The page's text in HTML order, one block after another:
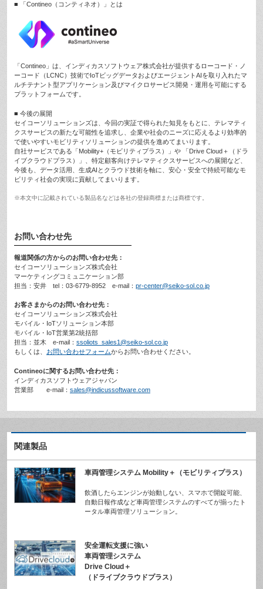
■ 「Contineo（コンティネオ）」とは
「Contineo」は、インディカスソフトウェア株式会社が提供するローコード・ノ
ーコード（LCNC）技術でIoTビッグデータおよびエージェントAIを取り入れたマ
ルチテナント型アプリケーション及びマイクロサービス開発・運用を可能にする
プラットフォームです。
■ 今後の展開
セイコーソリューションズは、今回の実証で得られた知見をもとに、テレマティ
クスサービスの新たな可能性を追求し、企業や社会のニーズに応えるより効率的
で使いやすいモビリティソリューションの提供を進めてまいります。
自社サービスである「Mobility+（モビリティプラス）」や 「Drive Cloud＋（ドラ
イブクラウドプラス）」、特定顧客向けテレマティクスサービスへの展開など、
今後も、データ活用、生成AIとクラウド技術を軸に、安心・安全で持続可能なモ
ビリティ社会の実現に貢献してまいります。
※本文中に記載されている製品名などは各社の登録商標または商標です。
お問い合わせ先
報道関係の方からのお問い合わせ先：
セイコーソリューションズ株式会社
マーケティングコミュニケーション部
担当：安井 tel：03-6779-8952 e-mail： pr-center@seiko-sol.co.jp
お客さまからのお問い合わせ先：
セイコーソリューションズ株式会社
モバイル・IoTソリューション本部
モバイル・IoT営業第2統括部
担当：並木 e-mail： ssoliots_sales1@seiko-sol.co.jp
もしくは、 お問い合わせフォームからお問い合わせください。
Contineoに関するお問い合わせ先：
インディカスソフトウェアジャパン
営業部 e-mail： sales@indicussoftware.com
関連製品
車両管理システム Mobility＋（モビリティプラス）
飲酒したらエンジンが始動しない、スマホで開錠可能、
自動日報作成など車両管理システムのすべてが揃ったト
ータル車両管理ソリューション。
安全運転支援に強い
車両管理システム
Drive Cloud＋
（ドライブクラウドプラス）